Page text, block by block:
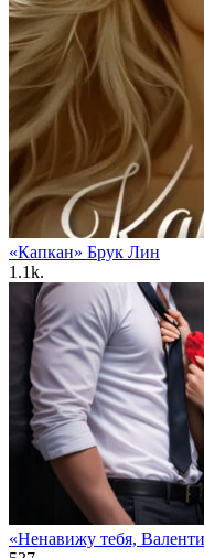
«Капкан» Брук Лин
1.1k.
«Ненавижу тебя,